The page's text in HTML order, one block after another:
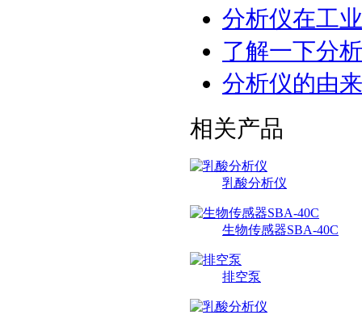
分析仪在工
了解一下分
分析仪的由
相关产品
乳酸分析仪
生物传感器SBA-40C
排空泵